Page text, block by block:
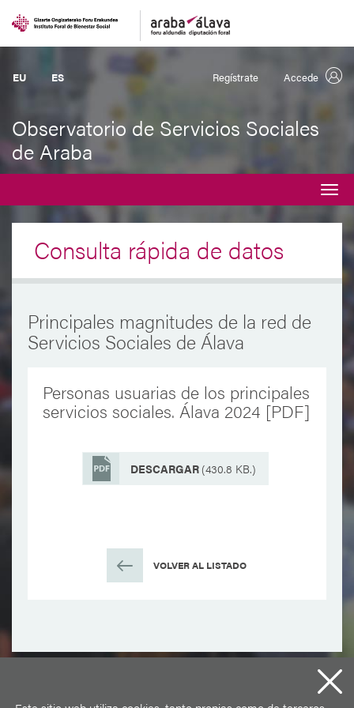
EU ES Regístrate Accede
Observatorio de Servicios Sociales
de Araba
Consulta rápida de datos
Principales magnitudes de la red de
Servicios Sociales de Álava
Personas usuarias de los principales
servicios sociales. Álava 2024 [PDF]
DESCARGAR(430.8 KB.)
VOLVER AL LISTADO